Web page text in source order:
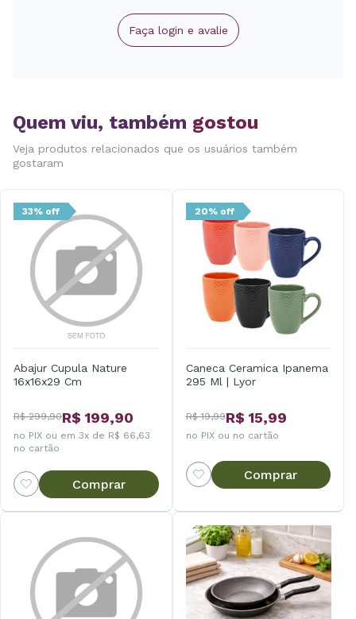
Faça login e avalie
Quem viu, também gostou
Veja produtos relacionados que os usuários também
gostaram
33% off
Abajur Cupula Nature
16x16x29 Cm
R$ 299,90R$ 199,90
no PIX ou em 3x de R$ 66,63
no cartão
Comprar
20% off
Caneca Ceramica Ipanema
295 Ml | Lyor
R$ 19,99R$ 15,99
no PIX ou no cartão
Comprar